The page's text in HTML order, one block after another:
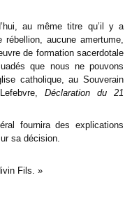
au même titre qu’il y a
aucune amertume,
de formation sacerdotale
que nous ne pouvons
catholique, au Souverain
Déclaration du 21
fournira des explications
sa décision.
Fils. »